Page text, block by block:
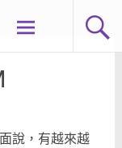
說，有越來越